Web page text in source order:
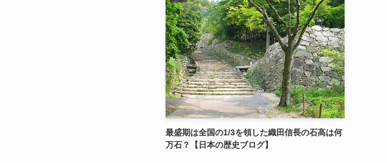
最盛期は全国の1/3を領した織田信長の石高は何
万石？【日本の歴史ブログ】